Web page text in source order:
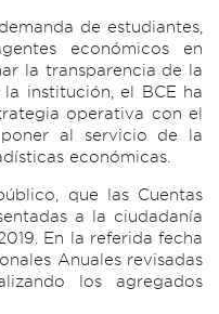
de estudiantes,
económicos en
la transparencia de la
institución, el BCE ha
operativa con el
al servicio de la
económicas.
que las Cuentas
a la ciudadanía
En la referida fecha
Anuales revisadas
los agregados